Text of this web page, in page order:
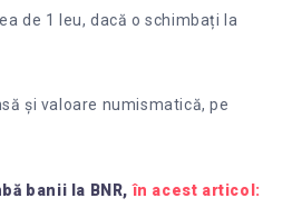
de 1 leu, dacă o schimbați la
și valoare numismatică, pe
banii la BNR,în acest articol: